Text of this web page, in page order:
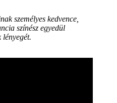
személyes kedvence,
színész egyedül
lényegét.